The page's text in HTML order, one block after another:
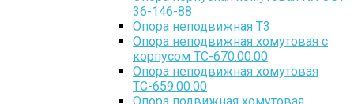
36-146-88
Опора неподвижная Т3
Опора неподвижная хомутовая с
корпусом ТС-670.00.00
Опора неподвижная хомутовая
ТС-659.00.00